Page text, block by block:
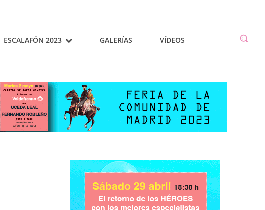
ESCALAFÓN 2023 GALERÍAS VÍDEOS